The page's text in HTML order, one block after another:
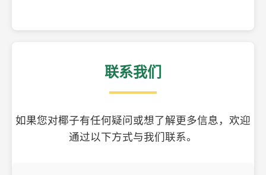
联系我们
如果您对椰子有任何疑问或想了解更多信息，欢迎
通过以下方式与我们联系。